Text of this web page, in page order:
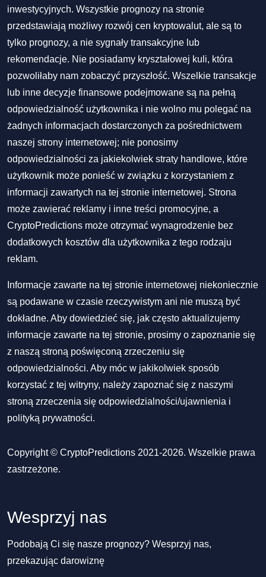
inwestycyjnych. Wszystkie prognozy na stronie
przedstawiają możliwy rozwój cen kryptowalut, ale są to
tylko prognozy, a nie sygnały transakcyjne lub
rekomendacje. Nie posiadamy kryształowej kuli, która
pozwoliłaby nam zobaczyć przyszłość. Wszelkie transakcje
lub inne decyzje finansowe podejmowane są na pełną
odpowiedzialność użytkownika i nie wolno mu polegać na
żadnych informacjach dostarczonych za pośrednictwem
naszej strony internetowej; nie ponosimy
odpowiedzialności za jakiekolwiek straty handlowe, które
użytkownik może ponieść w związku z korzystaniem z
informacji zawartych na tej stronie internetowej. Strona
może zawierać reklamy i inne treści promocyjne, a
CryptoPredictions może otrzymać wynagrodzenie bez
dodatkowych kosztów dla użytkownika z tego rodzaju
reklam.
Informacje zawarte na tej stronie internetowej niekoniecznie
są podawane w czasie rzeczywistym ani nie muszą być
dokładne. Aby dowiedzieć się, jak często aktualizujemy
informacje zawarte na tej stronie, prosimy o zapoznanie się
z naszą stroną poświęconą zrzeczeniu się
odpowiedzialności. Aby móc w jakikolwiek sposób
korzystać z tej witryny, należy zapoznać się z naszymi
stroną zrzeczenia się odpowiedzialności/ujawnienia i
polityką prywatności.
Copyright © CryptoPredictions 2021-2026. Wszelkie prawa
zastrzeżone.
Wesprzyj nas
Podobają Ci się nasze prognozy? Wesprzyj nas,
przekazując darowiznę